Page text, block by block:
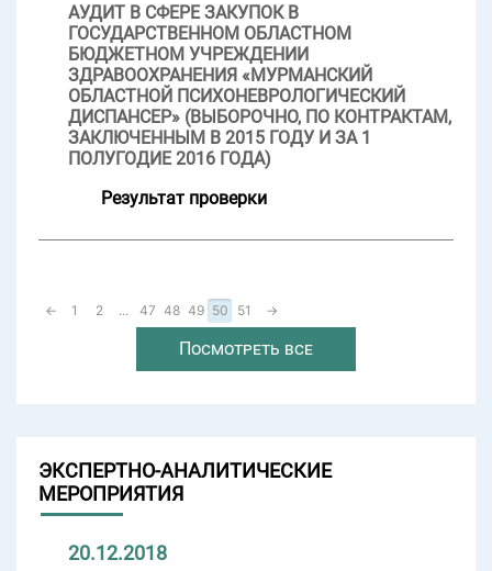
АУДИТ В СФЕРЕ ЗАКУПОК В
ГОСУДАРСТВЕННОМ ОБЛАСТНОМ
БЮДЖЕТНОМ УЧРЕЖДЕНИИ
ЗДРАВООХРАНЕНИЯ «МУРМАНСКИЙ
ОБЛАСТНОЙ ПСИХОНЕВРОЛОГИЧЕСКИЙ
ДИСПАНСЕР» (ВЫБОРОЧНО, ПО КОНТРАКТАМ,
ЗАКЛЮЧЕННЫМ В 2015 ГОДУ И ЗА 1
ПОЛУГОДИЕ 2016 ГОДА)
Результат проверки
← 1 2 ... 47 48 49 50 51 →
Посмотреть все
ЭКСПЕРТНО-АНАЛИТИЧЕСКИЕ
МЕРОПРИЯТИЯ
20.12.2018